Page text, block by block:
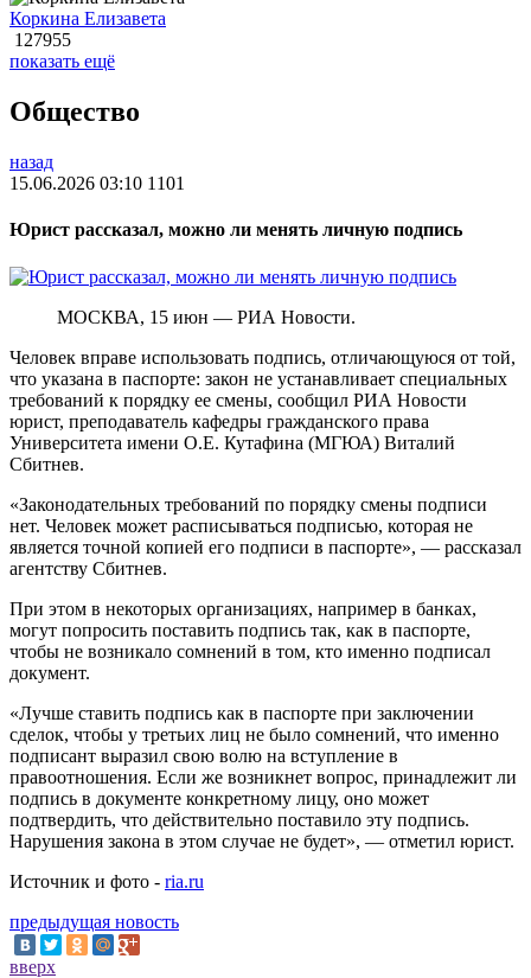
Коркина Елизавета
127955
показать ещё
Общество
назад
15.06.2026 03:10 1101
Юрист рассказал, можно ли менять личную подпись
МОСКВА, 15 июн — РИА Новости.
Человек вправе использовать подпись, отличающуюся от той,
что указана в паспорте: закон не устанавливает специальных
требований к порядку ее смены, сообщил РИА Новости
юрист, преподаватель кафедры гражданского права
Университета имени О.Е. Кутафина (МГЮА) Виталий
Сбитнев.
«Законодательных требований по порядку смены подписи
нет. Человек может расписыватьcя подписью, которая не
является точной копией его подписи в паспорте», — рассказал
агентству Сбитнев.
При этом в некоторых организациях, например в банках,
могут попросить поставить подпись так, как в паспорте,
чтобы не возникало сомнений в том, кто именно подписал
документ.
«Лучше ставить подпись как в паспорте при заключении
сделок, чтобы у третьих лиц не было сомнений, что именно
подписант выразил свою волю на вступление в
правоотношения. Если же возникнет вопрос, принадлежит ли
подпись в документе конкретному лицу, оно может
подтвердить, что действительно поставило эту подпись.
Нарушения закона в этом случае не будет», — отметил юрист.
Источник и фото - ria.ru
предыдущая новость
вверх